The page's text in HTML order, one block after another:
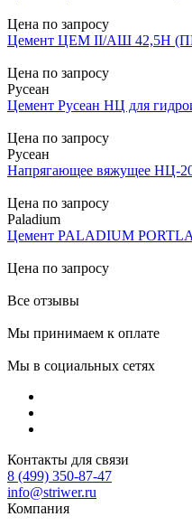
Цена по запросу
Цемент ЦЕМ II/АШ 42,5Н
Цена по запросу
Русеан
Цемент Русеан НЦ для
Цена по запросу
Русеан
Напрягающее вяжущее НЦ-
Цена по запросу
Paladium
Цемент PALADIUM
Цена по запросу
Все отзывы
Мы принимаем к оплате
Мы в социальных сетях
Контакты для связи
8 (499) 350-87-47
info@striwer.ru
Компания